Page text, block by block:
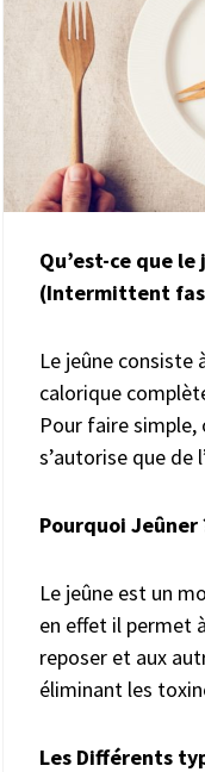
Qu’est-ce que
(Intermittent
Le jeûne consiste
calorique
Pour faire
s’autorise que de
Pourquoi Jeûner
Le jeûne est un
en effet il permet
reposer et aux
éliminant les
Les Différents